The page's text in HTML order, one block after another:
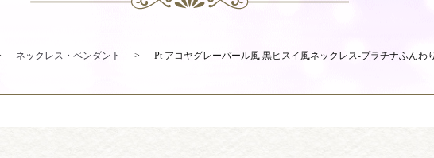
ネックレス・ペンダント Pt アコヤグレーパール風 黒ヒスイ風ネックレス-プラチナふんわ